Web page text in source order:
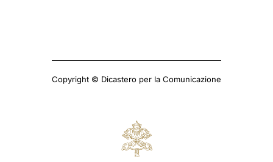
Copyright © Dicastero per la Comunicazione